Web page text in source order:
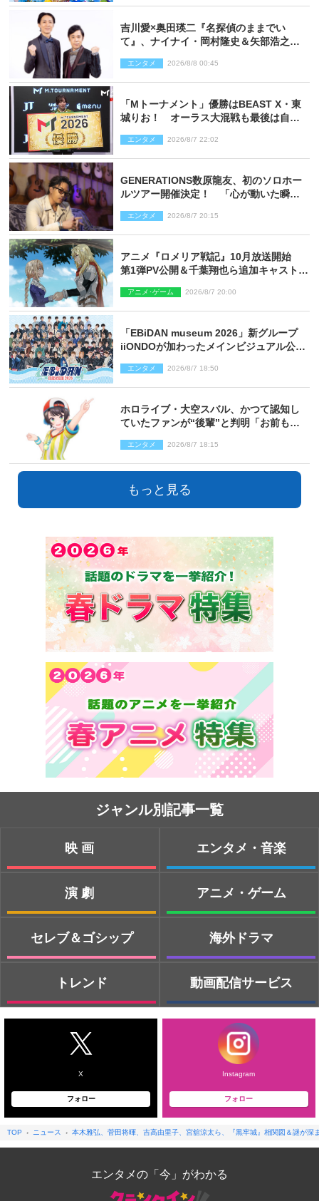
吉川愛×奥田瑛二『名探偵のままでい
て』、ナイナイ・岡村隆史＆矢部浩之の
エンタメ 2026/8/8 00:45
「Mトーナメント」優勝はBEAST X・東
城りお！ オーラス大混戦も最後は自ら
エンタメ 2026/8/7 22:02
GENERATIONS数原龍友、初のソロホー
ルツアー開催決定！ 「心が動いた瞬間
エンタメ 2026/8/7 20:15
アニメ『ロメリア戦記』10月放送開始
第1弾PV公開＆千葉翔也ら追加キャスト4
アニメ･ゲーム 2026/8/7 20:00
「EBiDAN museum 2026」新グループ
iiONDOが加わったメインビジュアル公
エンタメ 2026/8/7 18:50
ホロライブ・大空スバル、かつて認知し
ていたファンが“後輩”と判明「お前もし
エンタメ 2026/8/7 18:15
もっと見る
ジャンル別記事一覧
映画
演劇
セレブ＆ゴシップ
トレンド
エンタメ・音楽
アニメ・ゲーム
海外ドラマ
動画配信サービス
X
フォロー
Instagram
フォロー
TOP ニュース 本木雅弘、菅田将暉、吉高由里子、宮舘涼太ら、『黒牢城』相関図＆謎が深
エンタメの「今」がわかる